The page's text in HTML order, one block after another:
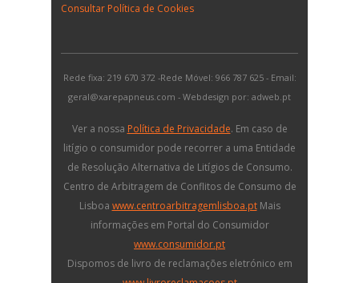
Consultar Política de Cookies
Rede fixa: 219 670 372 -Rede Móvel: 966 787 625 - Email:
geral@xarepapneus.com - Webdesign por: adweb.pt
Ver a nossa Política de Privacidade. Em caso de
litígio o consumidor pode recorrer a uma Entidade
de Resolução Alternativa de Litígios de Consumo.
Centro de Arbitragem de Conflitos de Consumo de
Lisboa www.centroarbitragemlisboa.ptMais
informações em Portal do Consumidor
www.consumidor.pt
Dispomos de livro de reclamações eletrónico em